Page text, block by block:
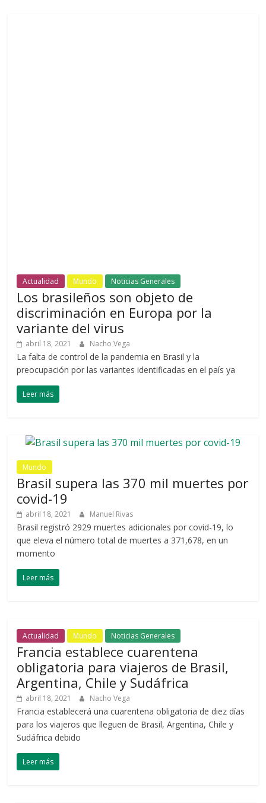
Actualidad Mundo Noticias Generales
Los brasileños son objeto de
discriminación en Europa por la
variante del virus
abril 18, 2021 Nacho Vega
La falta de control de la pandemia en Brasil y la
preocupación por las variantes identificadas en el país ya
Leer más
Mundo
Brasil supera las 370 mil muertes por
covid-19
abril 18, 2021 Manuel Rivas
Brasil registró 2929 muertes adicionales por covid-19, lo
que eleva el número total de muertes a 371,678, en un
momento
Leer más
Actualidad Mundo Noticias Generales
Francia establece cuarentena
obligatoria para viajeros de Brasil,
Argentina, Chile y Sudáfrica
abril 18, 2021 Nacho Vega
Francia establecerá una cuarentena obligatoria de diez días
para los viajeros que lleguen de Brasil, Argentina, Chile y
Sudáfrica debido
Leer más